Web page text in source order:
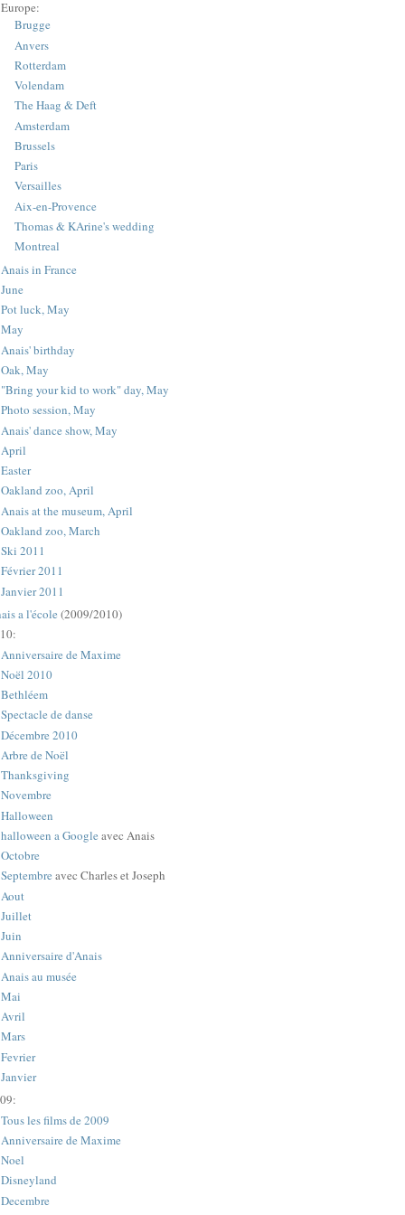
Europe:
Brugge
Anvers
Rotterdam
Volendam
The Haag & Deft
Amsterdam
Brussels
Paris
Versailles
Aix-en-Provence
Thomas & KArine's wedding
Montreal
Anais in France
June
Pot luck, May
May
Anais' birthday
Oak, May
"Bring your kid to work" day, May
Photo session, May
Anais' dance show, May
April
Easter
Oakland zoo, April
Anais at the museum, April
Oakland zoo, March
Ski 2011
Février 2011
Janvier 2011
a l'école (2009/2010)
Anniversaire de Maxime
Noël 2010
Bethléem
Spectacle de danse
Décembre 2010
Arbre de Noël
Thanksgiving
Novembre
Halloween
halloween a Google avec Anais
Octobre
Septembre avec Charles et Joseph
Aout
Juillet
Juin
Anniversaire d'Anais
Anais au musée
Mai
Avril
Mars
Fevrier
Janvier
Tous les films de 2009
Anniversaire de Maxime
Noel
Disneyland
Decembre